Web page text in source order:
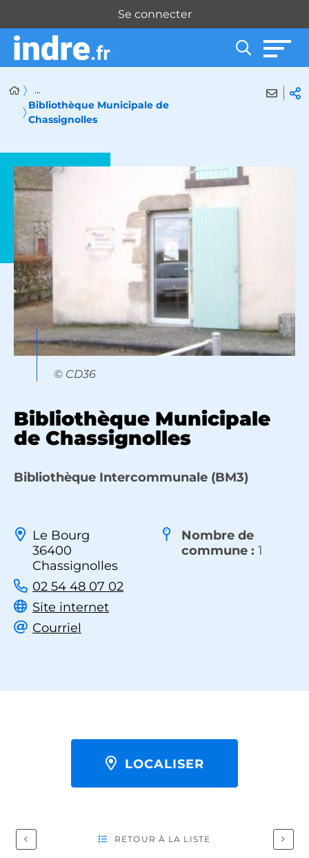
Panneau de gestion des cookies
Se connecter
...
Bibliothèque Municipale de
Chassignolles
© CD36
Bibliothèque Municipale
de Chassignolles
Bibliothèque Intercommunale (BM3)
Le Bourg
36400
Chassignolles
02 54 48 07 02
Site internet
Courriel
Nombre de
commune : 1
LOCALISER
RETOUR À LA LISTE